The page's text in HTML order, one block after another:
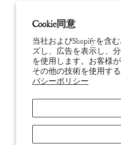
Cookie同意
当社およびShopifyを含
ズし、広告を表示し、
を使用します。お客様
その他の技術を使用す
バシーポリシー